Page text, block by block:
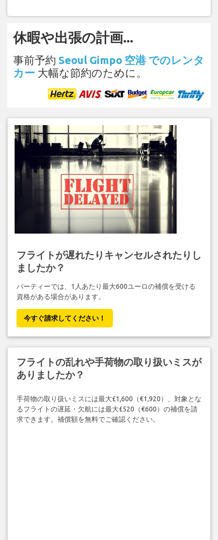
休暇や出張の計画...
事前予約 Seoul Gimpo 空港 でのレンタ
カー 大幅な節約のために。
フライトが遅れたりキャンセルされたりし
ましたか？
パーティーでは、1人あたり最大600ユーロの補償を受ける
資格がある場合があります。
今すぐ請求してください！
フライトの乱れや手荷物の取り扱いミスが
ありましたか？
手荷物の取り扱いミスには最大£1,600（€1,920）、対象とな
るフライトの遅延・欠航には最大£520（€600）の補償を請
求できます。補償額を無料でご確認ください。